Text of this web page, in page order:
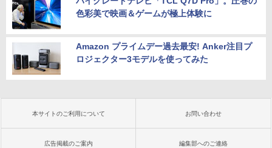
色彩美で映画＆ゲームが極上体験に
Amazon プライムデー過去最安! Anker注目プ
ロジェクター3モデルを使ってみた
本サイトのご利用について お問い合わせ
広告掲載のご案内 編集部へのご連絡